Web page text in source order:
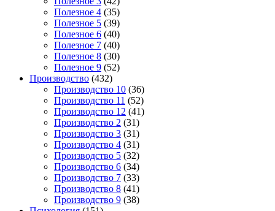
Полезное 4 (35)
Полезное 5 (39)
Полезное 6 (40)
Полезное 7 (40)
Полезное 8 (30)
Полезное 9 (52)
Производство (432)
Производство 10 (36)
Производство 11 (52)
Производство 12 (41)
Производство 2 (31)
Производство 3 (31)
Производство 4 (31)
Производство 5 (32)
Производство 6 (34)
Производство 7 (33)
Производство 8 (41)
Производство 9 (38)